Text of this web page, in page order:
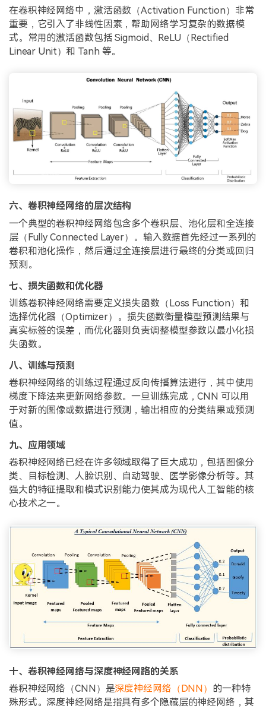
在卷积神经网络中，激活函数（Activation Function）非常
重要，它引入了非线性因素，帮助网络学习复杂的数据模
式。常用的激活函数包括 Sigmoid、ReLU（Rectified
Linear Unit）和 Tanh 等。
六、卷积神经网络的层次结构
一个典型的卷积神经网络包含多个卷积层、池化层和全连接
层（Fully Connected Layer）。输入数据首先经过一系列的
卷积和池化操作，然后通过全连接层进行最终的分类或回归
预测。
七、损失函数和优化器
训练卷积神经网络需要定义损失函数（Loss Function）和
选择优化器（Optimizer）。损失函数衡量模型预测结果与
真实标签的误差，而优化器则负责调整模型参数以最小化损
失函数。
八、训练与预测
卷积神经网络的训练过程通过反向传播算法进行，其中使用
梯度下降法来更新网络参数。一旦训练完成，CNN 可以用
于对新的图像或数据进行预测，输出相应的分类结果或预测
值。
九、应用领域
卷积神经网络已经在许多领域取得了巨大成功，包括图像分
类、目标检测、人脸识别、自动驾驶、医学影像分析等。其
强大的特征提取和模式识别能力使其成为现代人工智能的核
心技术之一。
十、卷积神经网络与深度神经网路的关系
卷积神经网络（CNN）是深度神经网络（DNN） 的一种特
殊形式。深度神经网络是指具有多个隐藏层的神经网络，其